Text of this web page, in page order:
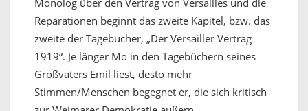
Reparationen beginnt das zweite Kapitel, bzw. das
zweite der Tagebücher, „Der Versailler Vertrag
1919“. Je länger Mo in den Tagebüchern seines
Großvaters Emil liest, desto mehr
Stimmen/Menschen begegnet er, die sich kritisch